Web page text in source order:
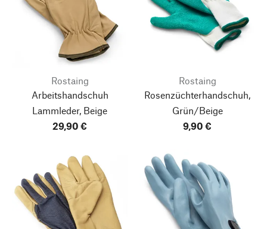
Rostaing
Arbeitshandschuh
Lammleder, Beige
29,90 €
Rostaing
Rosenzüchterhandschuh,
Grün/Beige
9,90 €